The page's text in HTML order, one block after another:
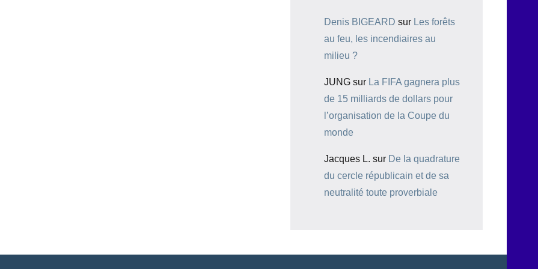
Denis BIGEARD sur Les forêts
au feu, les incendiaires au
milieu ?
JUNG sur La FIFA gagnera plus
de 15 milliards de dollars pour
l’organisation de la Coupe du
monde
Jacques L. sur De la quadrature
du cercle républicain et de sa
neutralité toute proverbiale